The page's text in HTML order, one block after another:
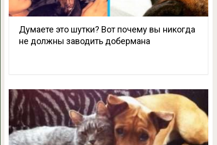
Думаете это шутки? Вот почему вы никогда
не должны заводить добермана